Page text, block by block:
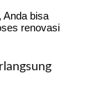
Anda bisa
renovasi